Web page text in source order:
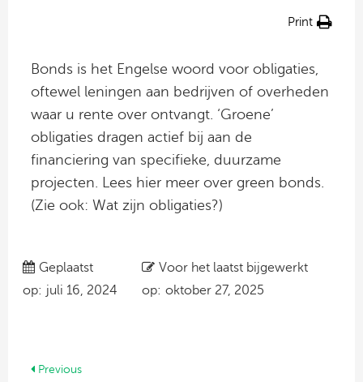
Print
Bonds is het Engelse woord voor obligaties,
oftewel leningen aan bedrijven of overheden
waar u rente over ontvangt. ‘Groene’
obligaties dragen actief bij aan de
financiering van specifieke, duurzame
projecten. Lees hier meer over green bonds.
(Zie ook: Wat zijn obligaties?)
Geplaatst
op: juli 16, 2024
Voor het laatst bijgewerkt
op: oktober 27, 2025
Previous